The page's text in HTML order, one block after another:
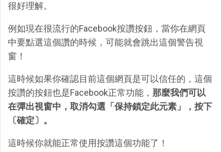
很好理解。
例如現在很流行的Facebook按讚按鈕，當你在網頁
中要點選這個讚的時候，可能就會跳出這個警告視
窗！
這時候如果你確認目前這個網頁是可以信任的，這個
按讚的按鈕也是Facebook正常功能， 那麼我們可以
在彈出視窗中，取消勾選「保持鎖定此元素」，按下
〔確定〕。
這時候你就能正常使用按讚這個功能了！